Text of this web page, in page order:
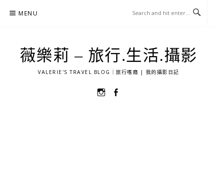
MENU
薇樂莉 – 旅行.生活.攝影
VALERIE'S TRAVEL BLOG｜旅行嗜癮 | 我的攝影日記
選